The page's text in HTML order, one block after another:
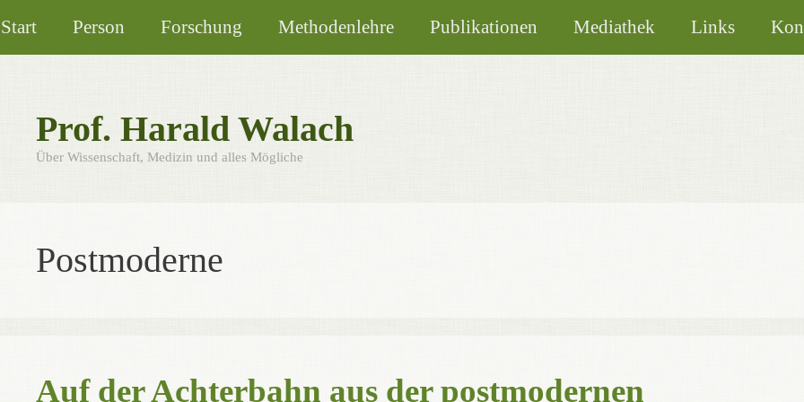
Inhalt
springen
Start Person Forschung Methodenlehre Publikationen Mediathek Links
Prof. Harald Walach
Über Wissenschaft, Medizin und alles Mögliche
Postmoderne
Auf der Achterbahn aus der postmodernen